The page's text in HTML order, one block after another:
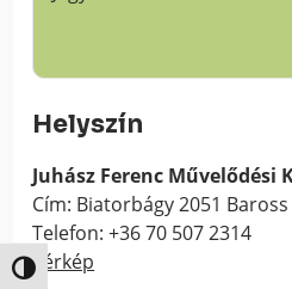
Nagy kontraszt váltása
Helyszín
Juhász Ferenc
Cím: Biatorbágy 2051
Telefon: +36 70 507 2314
Térkép